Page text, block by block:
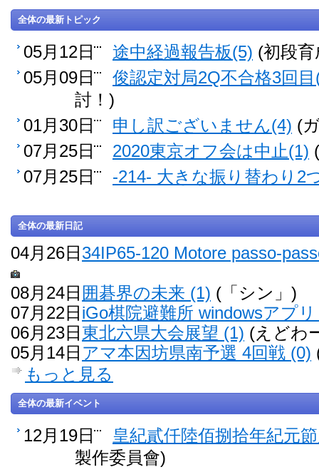
全体の最新トピック
05月12日 途中経過報告板(5) (初段
05月09日
俊認定対局2Q不合格3回目
討！)
01月30日
申し訳ございません(4) (
07月25日
2020東京オフ会は中止(1)
07月25日
-214- 大きな振り替わり2
全体の最新日記
04月26日 34IP65-120 Motore passo-
08月24日 囲碁界の未来 (1) (「シン」)
07月22日 iGo棋院避難所 windowsアプ
06月23日 東北六県大会展望 (1) (えどわ
05月14日 アマ本因坊県南予選 4回戦 (0)
もっと見る
全体の最新イベント
12月19日
皇紀貳仟陸佰捌拾年紀元
製作委員會)